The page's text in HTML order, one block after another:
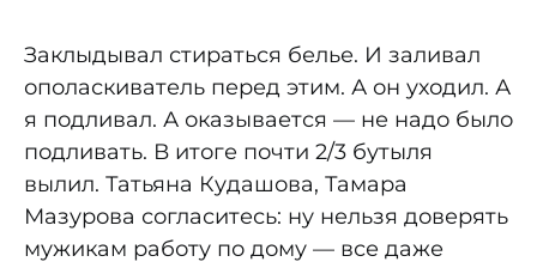
Заклыдывал стираться белье. И заливал
ополаскиватель перед этим. А он уходил. А
я подливал. А оказывается — не надо было
подливать. В итоге почти 2/3 бутыля
вылил. Татьяна Кудашова, Тамара
Мазурова согласитесь: ну нельзя доверять
мужикам работу по дому — все даже